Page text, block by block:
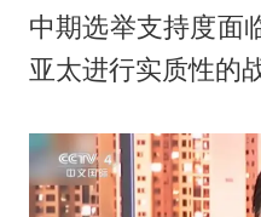
中期选举支持度面
亚太进行实质性的